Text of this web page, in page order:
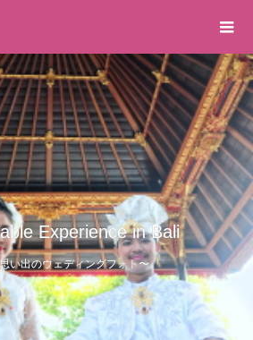
Experience in Bali
い出のウェディングフォト〜